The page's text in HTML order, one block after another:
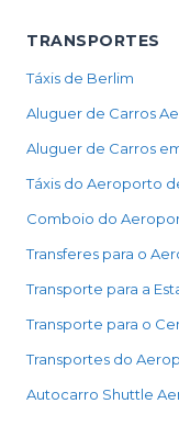
TRANSPORTES
Táxis de Berlim
Aluguer de Carros
Aluguer de Carros
Táxis do Aeroporto
Comboio do
Transferes para o
Transporte para a
Transporte para o
Transportes do
Autocarro Shuttle